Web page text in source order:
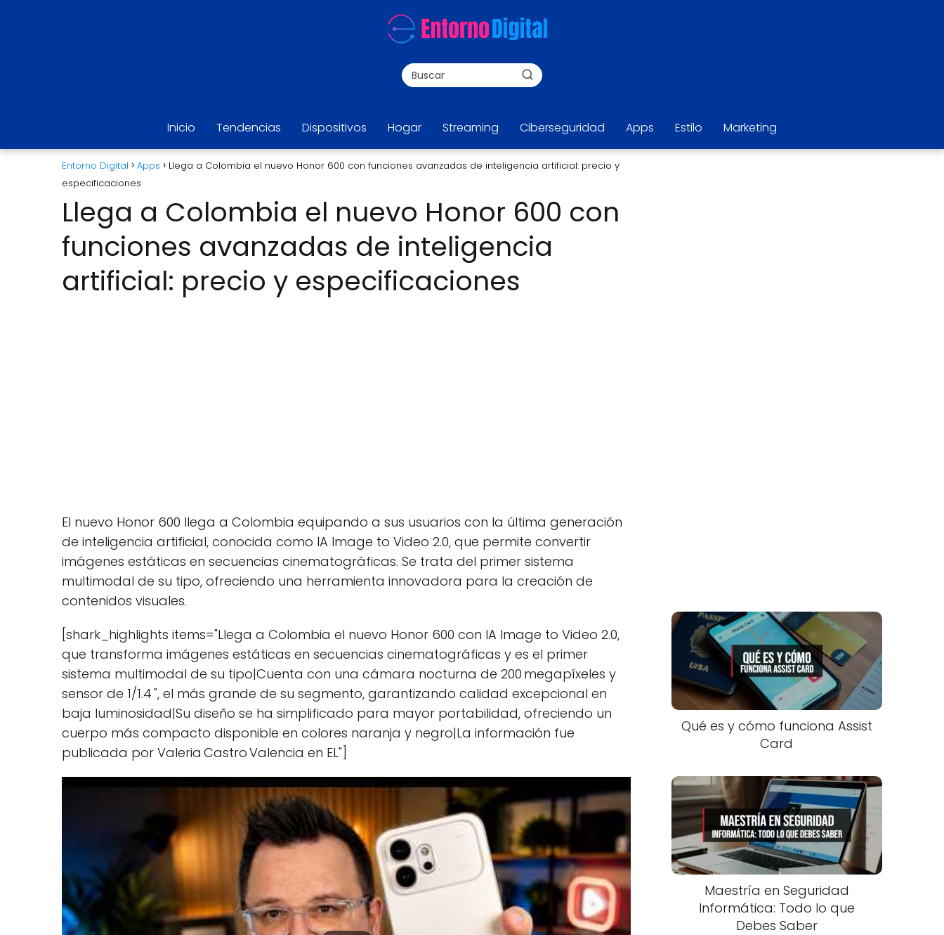
Inicio Tendencias Dispositivos Hogar Streaming Ciberseguridad Apps Estilo Marketing
Entorno Digital Apps
Llega a Colombia el nuevo Honor 600 con funciones avanzadas de inteligencia artificial: precio y
especificaciones
Llega a Colombia el nuevo Honor 600 con
funciones avanzadas de inteligencia
artificial: precio y especificaciones
El nuevo Honor 600 llega a Colombia equipando a sus usuarios con la última generación
de inteligencia artificial, conocida como IA Image to Video 2.0, que permite convertir
imágenes estáticas en secuencias cinematográficas. Se trata del primer sistema
multimodal de su tipo, ofreciendo una herramienta innovadora para la creación de
contenidos visuales.
[shark_highlights items="Llega a Colombia el nuevo Honor 600 con IA Image to Video 2.0,
que transforma imágenes estáticas en secuencias cinematográficas y es el primer
sistema multimodal de su tipo|Cuenta con una cámara nocturna de 200 megapíxeles y
sensor de 1/1.4 ", el más grande de su segmento, garantizando calidad excepcional en
baja luminosidad|Su diseño se ha simplificado para mayor portabilidad, ofreciendo un
cuerpo más compacto disponible en colores naranja y negro|La información fue
publicada por Valeria Castro Valencia en EL"]
Qué es y cómo funciona Assist
Card
Maestría en Seguridad
Informática: Todo lo que
Debes Saber